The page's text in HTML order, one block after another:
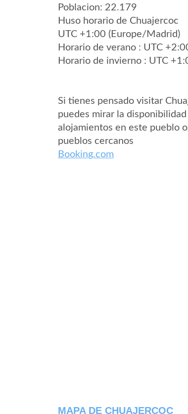
Poblacion: 22.179
Huso horario de Chuajercoc
UTC +1:00 (Europe/Madrid)
Horario de verano : UTC
Horario de invierno : UTC
Si tienes pensado visitar
puedes mirar la disponibilidad
alojamientos en este pueblo
pueblos cercanos
Booking.com
MAPA DE CHUAJERCOC